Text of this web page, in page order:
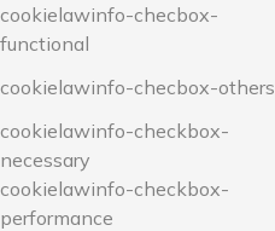
cookielawinfo-checbox-
functional
cookielawinfo-checbox-others
cookielawinfo-checkbox-
necessary
cookielawinfo-checkbox-
performance